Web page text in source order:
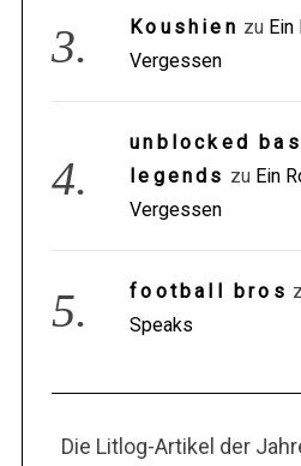
Koushien zu
Vergessen
unblocked
legends zu Ein
Vergessen
football bros
Speaks
Die Litlog-Artikel der